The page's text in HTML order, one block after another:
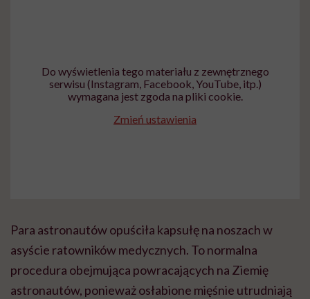
Do wyświetlenia tego materiału z zewnętrznego
serwisu (Instagram, Facebook, YouTube, itp.)
wymagana jest zgoda na pliki cookie.
Zmień ustawienia
Para astronautów opuściła kapsułę na noszach w
asyście ratowników medycznych. To normalna
procedura obejmująca powracających na Ziemię
astronautów, ponieważ osłabione mięśnie utrudniają